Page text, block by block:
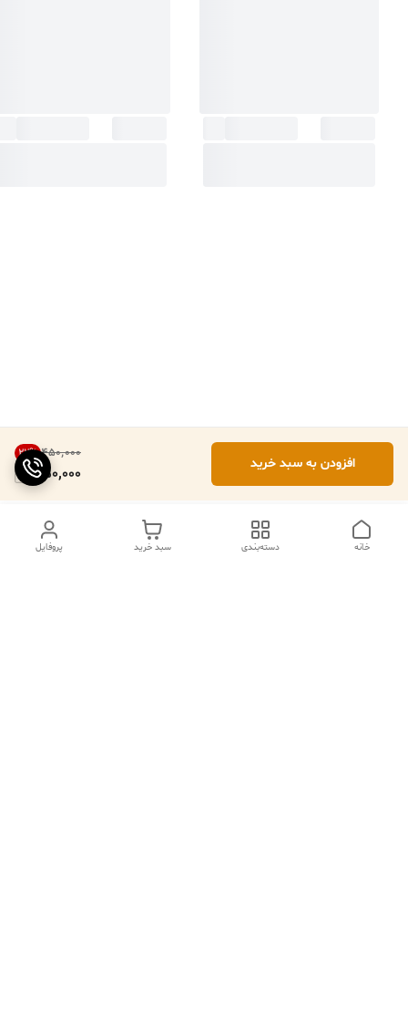
۴۵۰٬۰۰۰ 22%
350,000
افزودن به سبد خرید
پروفایل سبد خرید دسته‌بندی خانه